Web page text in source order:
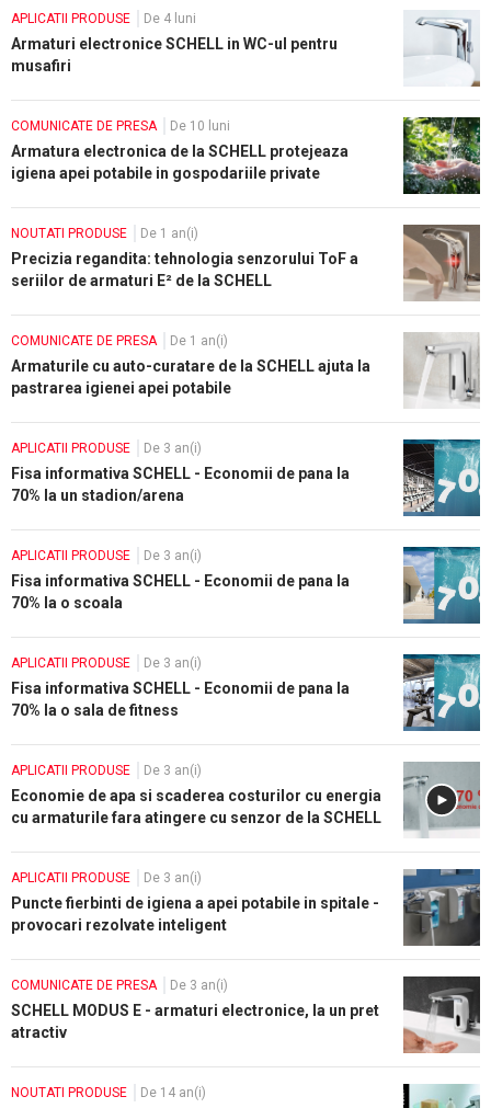
APLICATII PRODUSE De 4 luni
Armaturi electronice SCHELL in WC-ul pentru
musafiri
COMUNICATE DE PRESA De 10 luni
Armatura electronica de la SCHELL protejeaza
igiena apei potabile in gospodariile private
NOUTATI PRODUSE De 1 an(i)
Precizia regandita: tehnologia senzorului ToF a
seriilor de armaturi E² de la SCHELL
COMUNICATE DE PRESA De 1 an(i)
Armaturile cu auto-curatare de la SCHELL ajuta la
pastrarea igienei apei potabile
APLICATII PRODUSE De 3 an(i)
Fisa informativa SCHELL - Economii de pana la
70% la un stadion/arena
APLICATII PRODUSE De 3 an(i)
Fisa informativa SCHELL - Economii de pana la
70% la o scoala
APLICATII PRODUSE De 3 an(i)
Fisa informativa SCHELL - Economii de pana la
70% la o sala de fitness
APLICATII PRODUSE De 3 an(i)
Economie de apa si scaderea costurilor cu energia
cu armaturile fara atingere cu senzor de la SCHELL
APLICATII PRODUSE De 3 an(i)
Puncte fierbinti de igiena a apei potabile in spitale -
provocari rezolvate inteligent
COMUNICATE DE PRESA De 3 an(i)
SCHELL MODUS E - armaturi electronice, la un pret
atractiv
NOUTATI PRODUSE De 14 an(i)